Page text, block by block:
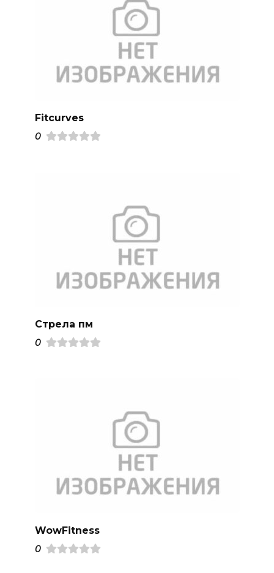
Fitcurves
0
Стрела пм
0
WowFitness
0